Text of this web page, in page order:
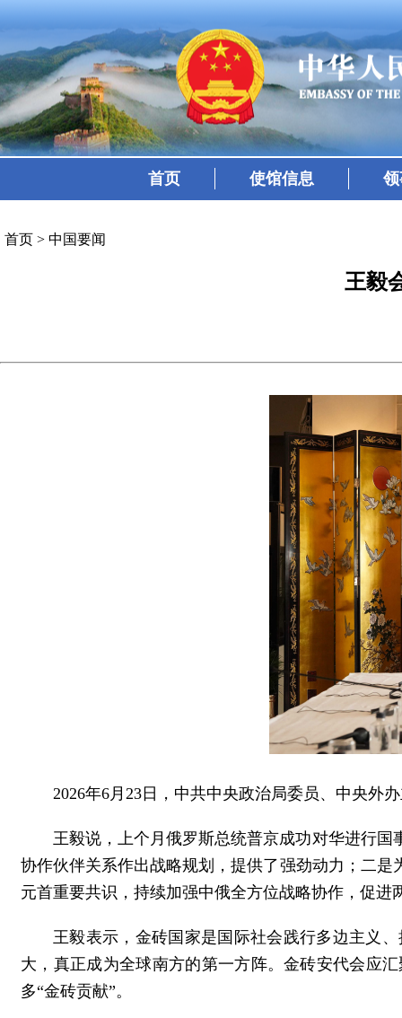
首页 使馆信息
首页 > 中国要闻
王毅
2026年6月23日，中共中央政治局委员、中央外
王毅说，上个月俄罗斯总统普京成功对华进行
协作伙伴关系作出战略规划，提供了强劲动力；二
元首重要共识，持续加强中俄全方位战略协作，促
王毅表示，金砖国家是国际社会践行多边主义
大，真正成为全球南方的第一方阵。金砖安代会应
多“金砖贡献”。